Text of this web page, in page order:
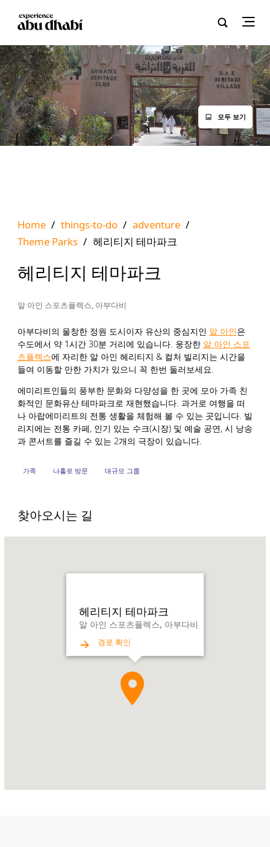
모두 보기
Home / things-to-do / adventure /
Theme Parks / 헤리티지 테마파크
헤리티지 테마파크
알 아인 스포츠플렉스, 아부다비
아부다비의 울창한 정원 도시이자 유산의 중심지인 알 아인은
수도에서 약 1시간 30분 거리에 있습니다. 웅장한 알 아인 스포
츠플렉스에 자리한 알 아인 헤리티지 & 컬처 빌리지는 시간을
들여 이동할 만한 가치가 있으니 꼭 한번 둘러보세요.
에미리트인들의 풍부한 문화와 다양성을 한 곳에 모아 가족 친
화적인 문화유산 테마파크로 재현했습니다. 과거로 여행을 떠
나 아랍에미리트의 전통 생활을 체험해 볼 수 있는 곳입니다. 빌
리지에는 전통 카페, 인기 있는 수크(시장) 및 예술 공연, 시 낭송
과 콘서트를 즐길 수 있는 2개의 극장이 있습니다.
가족 나홀로 방문 대규모 그룹
찾아오시는 길
헤리티지 테마파크
알 아인 스포츠플렉스, 아부다비
경로 확인